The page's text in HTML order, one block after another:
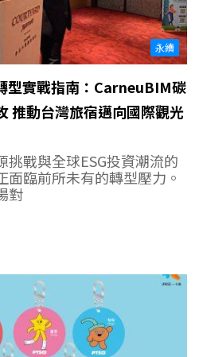
永續
型實戰指南：CarneuBIM碳
推動台灣旅宿邁向國際觀光
挑戰與全球ESG投資潮流的
面臨前所未有的轉型壓力。
對